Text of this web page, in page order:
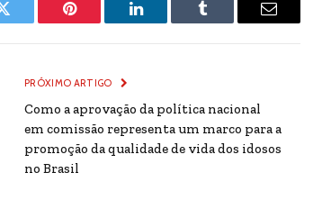
Twitter Pinterest LinkedIn Tumblr Email
PRÓXIMO ARTIGO
Como a aprovação da política nacional
em comissão representa um marco para a
promoção da qualidade de vida dos idosos
no Brasil